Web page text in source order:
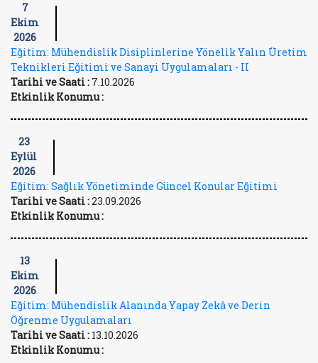
7
Ekim
2026
Eğitim: Mühendislik Disiplinlerine Yönelik Yalın Üretim
Teknikleri Eğitimi ve Sanayi Uygulamaları - II
Tarihi ve Saati : 7.10.2026
Etkinlik Konumu :
23
Eylül
2026
Eğitim: Sağlık Yönetiminde Güncel Konular Eğitimi
Tarihi ve Saati :23.09.2026
Etkinlik Konumu :
13
Ekim
2026
Eğitim: Mühendislik Alanında Yapay Zekâ ve Derin
Öğrenme Uygulamaları
Tarihi ve Saati : 13.10.2026
Etkinlik Konumu :